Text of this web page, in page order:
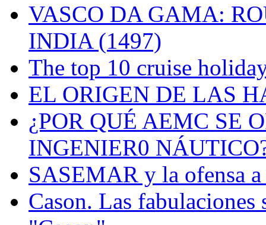
VASCO DA GAMA:
INDIA (1497)
The top 10 cruise
EL ORIGEN DE LAS
¿POR QUÉ AEMC SE
INGENIER0
SASEMAR y la ofensa a
Cason. Las fabulaciones